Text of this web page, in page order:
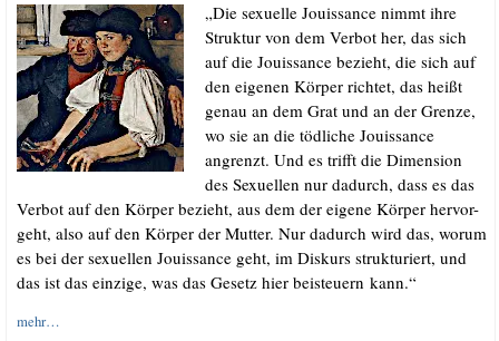
„Die sexu­el­le Jouis­sance nimmt ihre
Struk­tur von dem Ver­bot her, das sich
auf die Jouis­sance bezieht, die sich auf
den eige­nen Kör­per rich­tet, das heißt
genau an dem Grat und an der Gren­ze,
wo sie an die töd­li­che Jouis­sance
angrenzt. Und es trifft die Dimen­si­on
des Sexu­el­len nur dadurch, dass es das
Ver­bot auf den Kör­per bezieht, aus dem der eige­ne Kör­per her­vor-
geht, also auf den Kör­per der Mut­ter. Nur dadurch wird das, wor­um
es bei der sexu­el­len Jouis­sance geht, im Dis­kurs struk­tu­riert, und
das ist das ein­zi­ge, was das Gesetz hier bei­steu­ern kann.“
mehr…